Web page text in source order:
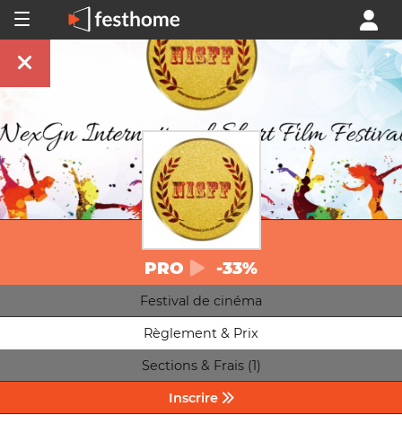
PRO -33%
Festival de cinéma
Règlement & Prix
Sections & Frais (1)
Inscrire